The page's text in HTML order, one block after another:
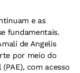
e as
fundamentais.
de Angelis
por meio do
com acesso